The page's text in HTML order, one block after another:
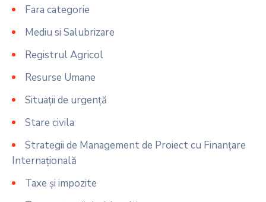
Fara categorie
Mediu si Salubrizare
Registrul Agricol
Resurse Umane
Situații de urgență
Stare civila
Strategii de Management de Proiect cu Finanțare
Internațională
Taxe și impozite